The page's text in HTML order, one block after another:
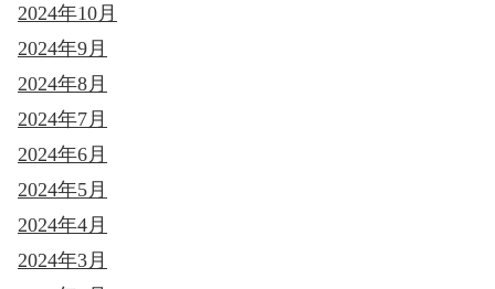
2024年10月
2024年9月
2024年8月
2024年7月
2024年6月
2024年5月
2024年4月
2024年3月